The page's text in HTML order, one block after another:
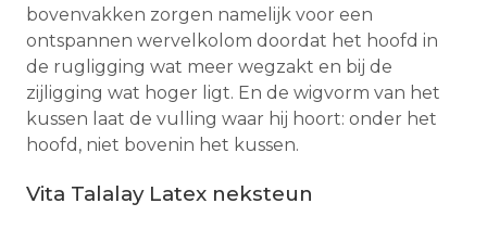
bovenvakken zorgen namelijk voor een
ontspannen wervelkolom doordat het hoofd in
de rugligging wat meer wegzakt en bij de
zijligging wat hoger ligt. En de wigvorm van het
kussen laat de vulling waar hij hoort: onder het
hoofd, niet bovenin het kussen.
Vita Talalay Latex neksteun